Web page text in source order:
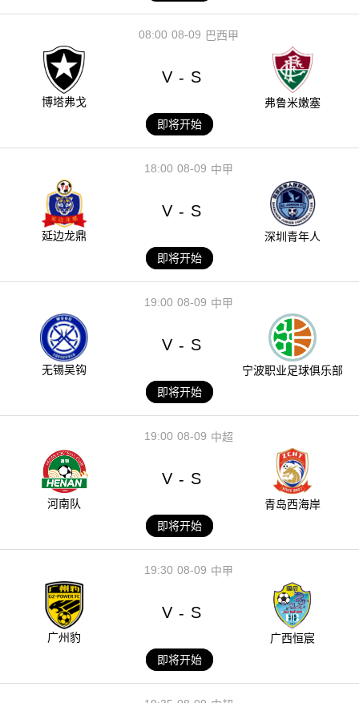
08-09
08:00 巴西甲
博塔弗戈
V - S
弗鲁米嫩塞
即将开始
08-09
18:00 中甲
延边龙鼎
V - S
深圳青年人
即将开始
08-09
19:00 中甲
无锡吴钩
V - S
宁波职业足球俱乐部
即将开始
08-09
19:00 中超
河南队
V - S
青岛西海岸
即将开始
08-09
19:30 中甲
广州豹
V - S
广西恒宸
即将开始